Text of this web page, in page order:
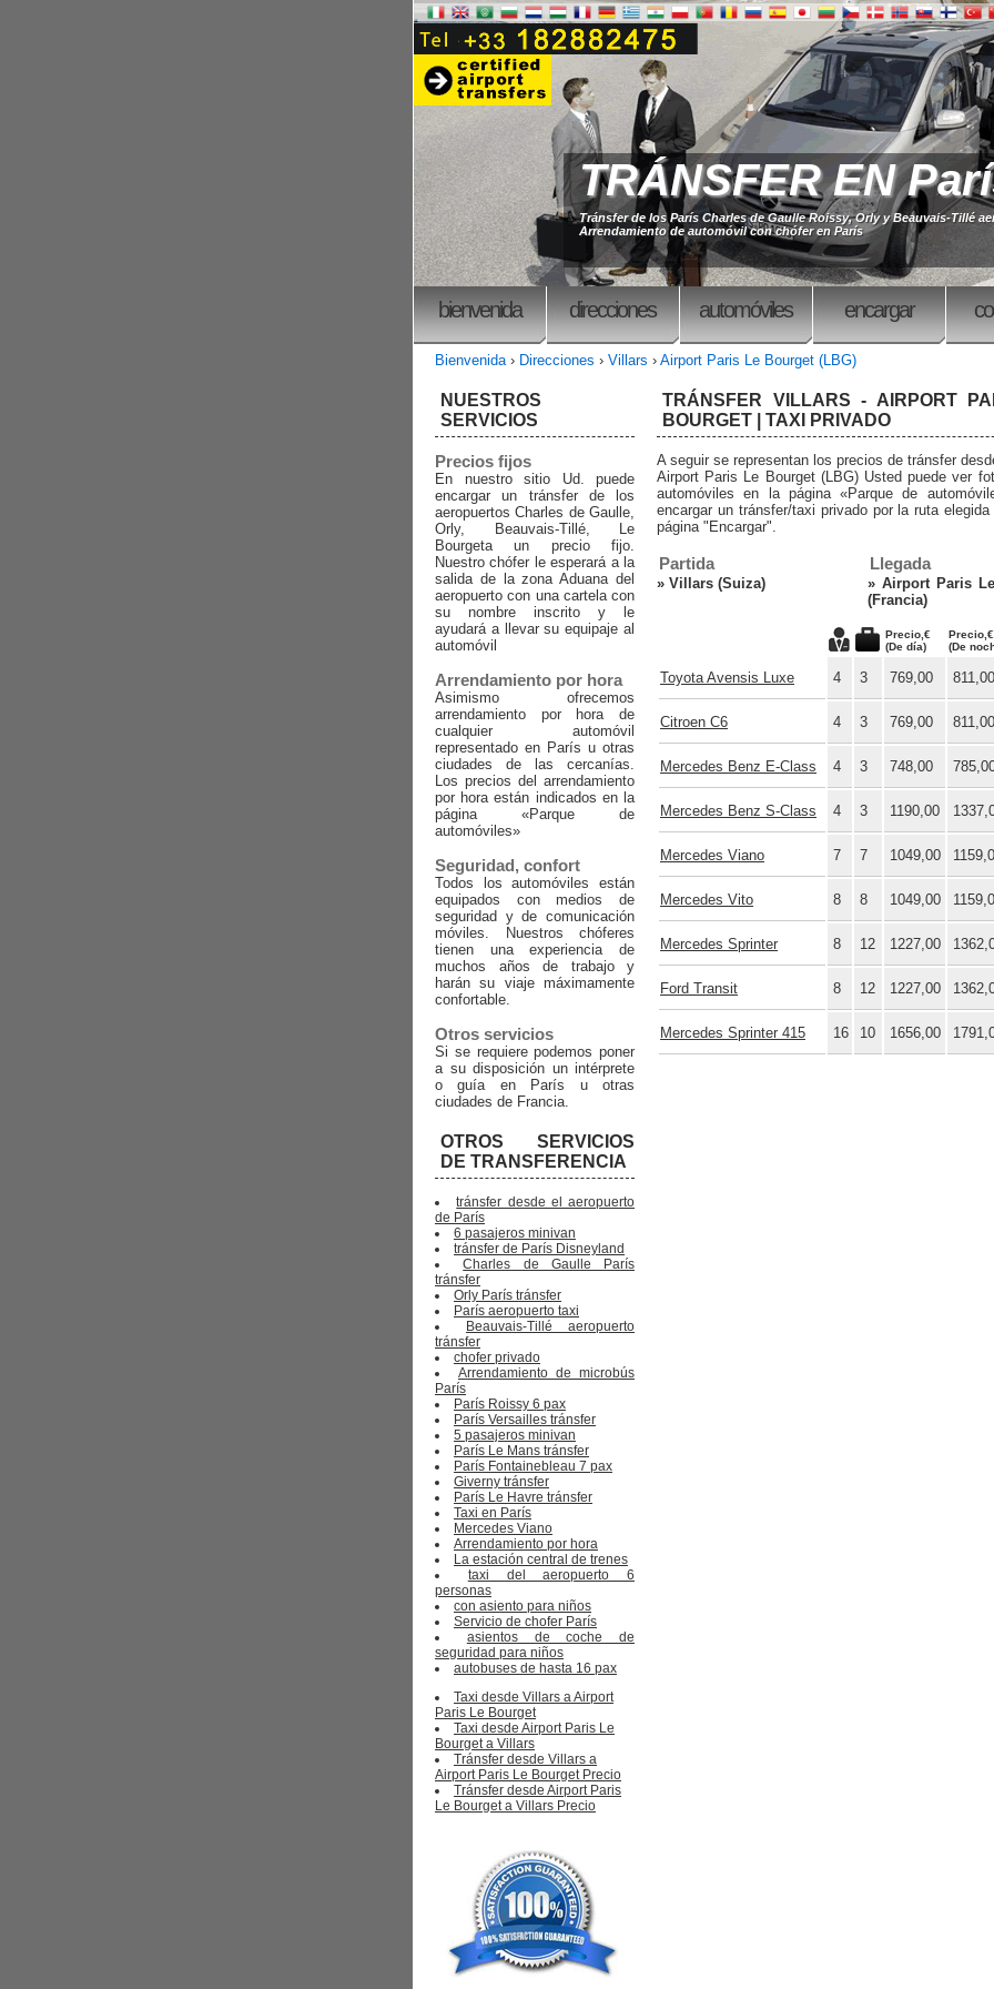
TRÁNSFER EN
Tránsfer de los París Charles de Gaulle Roissy, Orly y Beauvais-Tillé
Arrendamiento de automóvil con chófer en París
bienvenida direcciones automóviles encargar
Bienvenida› Direcciones › Villars › Airport Paris Le Bourget (LBG)
TRÁNSFER VILLARS - AIRPORT
BOURGET | TAXI PRIVADO
A seguir se representan los precios de tránsfer
Airport Paris Le Bourget (LBG) Usted puede ver
automóviles en la página «Parque de
encargar un tránsfer/taxi privado por la ruta
página "Encargar".
Partida
» Villars (Suiza)
Llegada
» Airport Paris
(Francia)
Precio,€
(De día)
Precio,€
(De
Toyota Avensis Luxe 4 3 769,00 811,00
Citroen C6 4 3 769,00 811,00
Mercedes Benz E-Class 4 3 748,00
Mercedes Benz S-Class 4 3 1190,00
Mercedes Viano 7 7 1049,00
Mercedes Vito 8 8 1049,00
Mercedes Sprinter 8 12 1227,00
Ford Transit 8 12 1227,00
Mercedes Sprinter 415 16 10 1656,00
NUESTROS
SERVICIOS
Precios fijos
En nuestro sitio Ud. puede
encargar un tránsfer de los
aeropuertos Charles de Gaulle,
Orly, Beauvais-Tillé, Le
Bourgeta un precio fijo.
Nuestro chófer le esperará a la
salida de la zona Aduana del
aeropuerto con una cartela con
su nombre inscrito y le
ayudará a llevar su equipaje al
automóvil
Arrendamiento por hora
Asimismo ofrecemos
arrendamiento por hora de
cualquier automóvil
representado en París u otras
ciudades de las cercanías.
Los precios del arrendamiento
por hora están indicados en la
página «Parque de
automóviles»
Seguridad, confort
Todos los automóviles están
equipados con medios de
seguridad y de comunicación
móviles. Nuestros chóferes
tienen una experiencia de
muchos años de trabajo y
harán su viaje máximamente
confortable.
Otros servicios
Si se requiere podemos poner
a su disposición un intérprete
o guía en París u otras
ciudades de Francia.
OTROS SERVICIOS
DE TRANSFERENCIA
tránsfer desde el aeropuerto
de París
6 pasajeros minivan
tránsfer de París Disneyland
Charles de Gaulle París
tránsfer
Orly París tránsfer
París aeropuerto taxi
Beauvais-Tillé aeropuerto
tránsfer
chofer privado
Arrendamiento de microbús
París
París Roissy 6 pax
París Versailles tránsfer
5 pasajeros minivan
París Le Mans tránsfer
París Fontainebleau 7 pax
Giverny tránsfer
París Le Havre tránsfer
Taxi en París
Mercedes Viano
Arrendamiento por hora
La estación central de trenes
taxi del aeropuerto 6
personas
con asiento para niños
Servicio de chofer París
asientos de coche de
seguridad para niños
autobuses de hasta 16 pax
Taxi desde Villars a Airport
Paris Le Bourget
Taxi desde Airport Paris Le
Bourget a Villars
Tránsfer desde Villars a
Airport Paris Le Bourget Precio
Tránsfer desde Airport Paris
Le Bourget a Villars Precio